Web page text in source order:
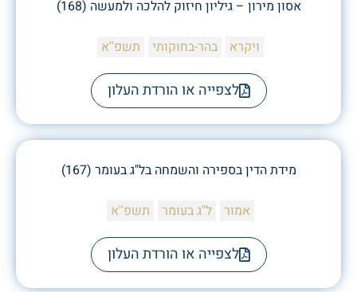
אסון מירון – גיליון חיזוק להלכה ולמעשה (168)
ויקרא בהר-בחוקותי תשפ''א
לצפייה או הורדת העלון
מידת הדין בספירה והשמחה בל"ג בעומר (167)
אמור ל"ג בעומר תשפ''א
לצפייה או הורדת העלון